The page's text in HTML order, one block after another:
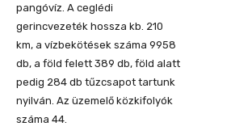
pangóvíz. A ceglédi
gerincvezeték hossza kb. 210
km, a vízbekötések száma 9958
db, a föld felett 389 db, föld alatt
pedig 284 db tűzcsapot tartunk
nyilván. Az üzemelő közkifolyók
száma 44.